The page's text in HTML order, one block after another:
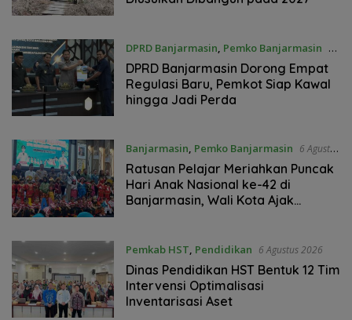
DPRD Banjarmasin, Pemko Banjarmasin 6
Agustus 2026
DPRD Banjarmasin Dorong Empat
Regulasi Baru, Pemkot Siap Kawal
hingga Jadi Perda
Banjarmasin, Pemko Banjarmasin 6 Agustus
2026
Ratusan Pelajar Meriahkan Puncak
Hari Anak Nasional ke-42 di
Banjarmasin, Wali Kota Ajak
Pemkab HST, Pendidikan 6 Agustus 2026
Dinas Pendidikan HST Bentuk 12 Tim
Intervensi Optimalisasi
Inventarisasi Aset